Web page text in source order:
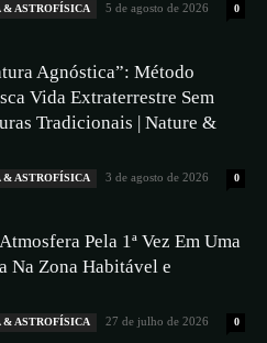
& ASTROFÍSICA 5 de agosto de 2026 0
Agnóstica”: Método
Vida Extraterrestre Sem
Tradicionais | Nature &
& ASTROFÍSICA 3 de agosto de 2026 0
Pela 1ª Vez Em Uma
Na Zona Habitável e
& ASTROFÍSICA 27 de julho de 2026 0